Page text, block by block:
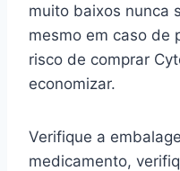
muito baixos nunca
mesmo em caso de
risco de comprar
economizar.
Verifique a
medicamento,